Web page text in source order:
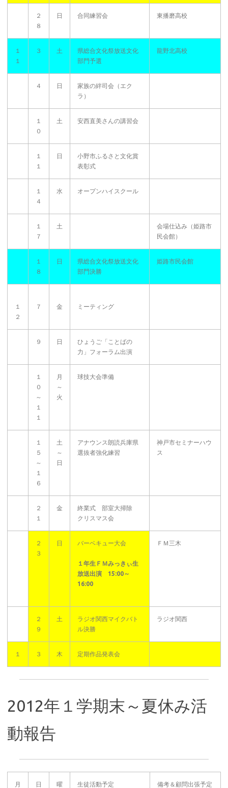
２
８
日 合同練習会 東播磨高校
１
１
３ 土
県総合文化祭放送文化
部門予選
龍野北高校
４ 日
家族の絆司会（エク
ラ）
１
０
土 安西直美さんの講習会
１
１
日
小野市ふるさと文化賞
表彰式
１
４
水 オープンハイスクール
１
７
土
会場仕込み（姫路市
民会館）
１
８
日
県総合文化祭放送文化
部門決勝
姫路市民会館
１
２
７ 金 ミーティング
９ 日
ひょうご「ことばの
力」フォーラム出演
１
０
～
１
１
月
～
火
球技大会準備
１
５
～
１
６
土
～
日
アナウンス朗読兵庫県
選抜者強化練習
神戸市セミナーハウ
ス
２
１
金
終業式 部室大掃除
クリスマス会
２
３
日 バーベキュー大会
１年生ＦＭみっきぃ生
放送出演 15:00～
16:00
ＦＭ三木
２
９
土
ラジオ関西マイクバト
ル決勝
ラジオ関西
１ ３ 木 定期作品発表会
2012年１学期末～夏休み活
動報告
月 日
曜
生徒活動予定 備考＆顧問出張予定